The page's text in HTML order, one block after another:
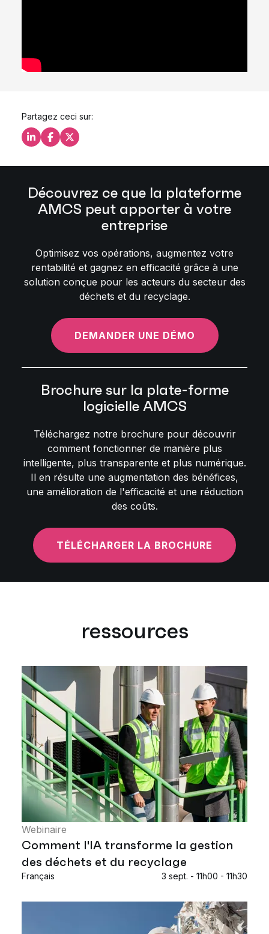
Partagez ceci sur:
Partagez ceci sur LinkedIn
Partagez ceci sur Facebook
Partagez ceci sur X
Découvrez ce que la plateforme
AMCS peut apporter à votre
entreprise
Optimisez vos opérations, augmentez votre
rentabilité et gagnez en efficacité grâce à une
solution conçue pour les acteurs du secteur des
déchets et du recyclage.
DEMANDER UNE DÉMO
Brochure sur la plate-forme
logicielle AMCS
Téléchargez notre brochure pour découvrir
comment fonctionner de manière plus
intelligente, plus transparente et plus numérique.
Il en résulte une augmentation des bénéfices,
une amélioration de l'efficacité et une réduction
des coûts.
TÉLÉCHARGER LA BROCHURE
ressources
Webinaire
Comment l'IA transforme la gestion
des déchets et du recyclage
Français 3 sept. - 11h00 - 11h30